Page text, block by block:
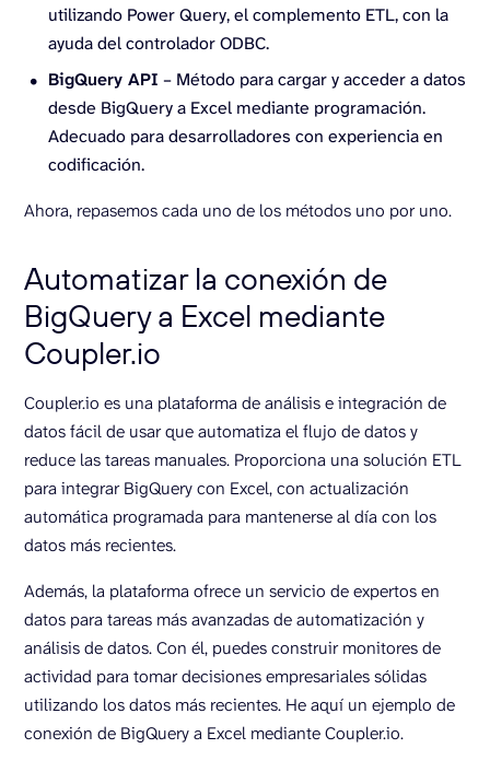
utilizando Power Query, el complemento ETL, con la
ayuda del controlador ODBC.
BigQuery API – Método para cargar y acceder a datos
desde BigQuery a Excel mediante programación.
Adecuado para desarrolladores con experiencia en
codificación.
Ahora, repasemos cada uno de los métodos uno por uno.
Automatizar la conexión de
BigQuery a Excel mediante
Coupler.io
Coupler.io es una plataforma de análisis e integración de
datos fácil de usar que automatiza el flujo de datos y
reduce las tareas manuales. Proporciona una solución ETL
para integrar BigQuery con Excel, con actualización
automática programada para mantenerse al día con los
datos más recientes.
Además, la plataforma ofrece un servicio de expertos en
datos para tareas más avanzadas de automatización y
análisis de datos. Con él, puedes construir monitores de
actividad para tomar decisiones empresariales sólidas
utilizando los datos más recientes. He aquí un ejemplo de
conexión de BigQuery a Excel mediante Coupler.io.